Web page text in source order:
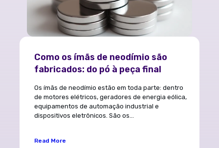
Como os ímãs de neodímio são
fabricados: do pó à peça final
Os ímãs de neodímio estão em toda parte: dentro
de motores elétricos, geradores de energia eólica,
equipamentos de automação industrial e
dispositivos eletrônicos. São os...
Read More